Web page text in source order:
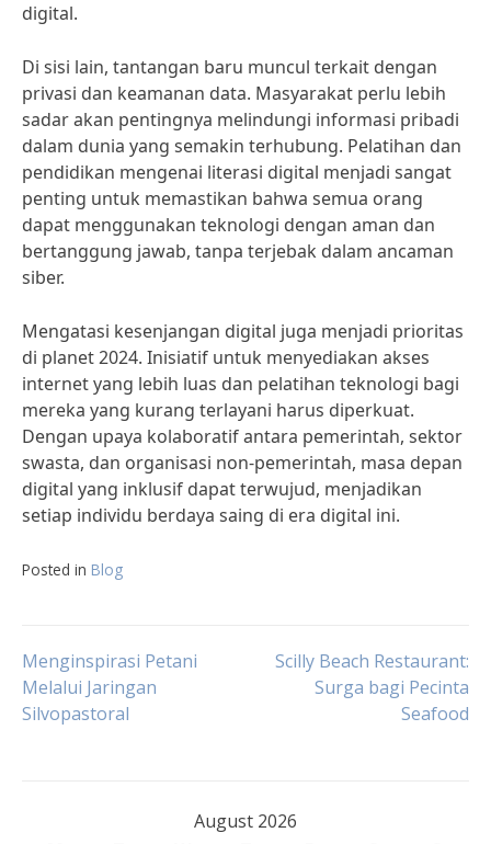
digital.
Di sisi lain, tantangan baru muncul terkait dengan
privasi dan keamanan data. Masyarakat perlu lebih
sadar akan pentingnya melindungi informasi pribadi
dalam dunia yang semakin terhubung. Pelatihan dan
pendidikan mengenai literasi digital menjadi sangat
penting untuk memastikan bahwa semua orang
dapat menggunakan teknologi dengan aman dan
bertanggung jawab, tanpa terjebak dalam ancaman
siber.
Mengatasi kesenjangan digital juga menjadi prioritas
di planet 2024. Inisiatif untuk menyediakan akses
internet yang lebih luas dan pelatihan teknologi bagi
mereka yang kurang terlayani harus diperkuat.
Dengan upaya kolaboratif antara pemerintah, sektor
swasta, dan organisasi non-pemerintah, masa depan
digital yang inklusif dapat terwujud, menjadikan
setiap individu berdaya saing di era digital ini.
Posted in Blog
Post
navigation
Menginspirasi Petani
Melalui Jaringan
Silvopastoral
Scilly Beach Restaurant:
Surga bagi Pecinta
Seafood
August 2026